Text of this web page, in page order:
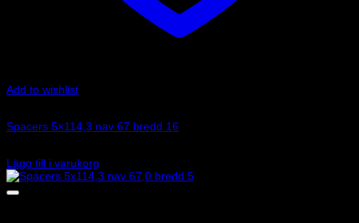
Add to wishlist
Spacers 5×114,3 nav 67 bredd 16
Lägg till i varukorg